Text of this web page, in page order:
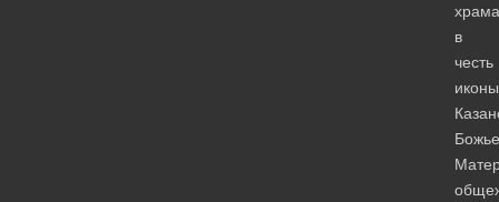
храма
в
честь
иконы